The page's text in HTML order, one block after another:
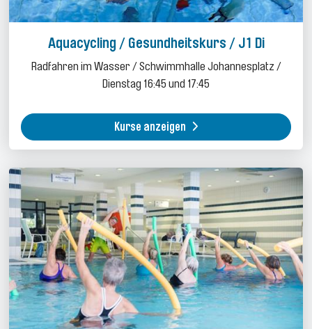
Aquacycling / Gesundheitskurs / J1 Di
Radfahren im Wasser / Schwimmhalle Johannesplatz /
Dienstag 16:45 und 17:45
Kurse anzeigen